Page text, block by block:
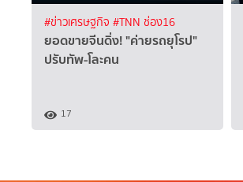
#ข่าวเศรษฐกิจ #TNN ช่อง16
ยอดขายจีนดิ่ง! "ค่ายรถยุโรป"
ปรับทัพ-โละคน
17